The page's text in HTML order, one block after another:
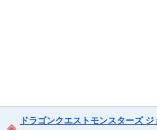
ドラゴンクエストモンスターズ